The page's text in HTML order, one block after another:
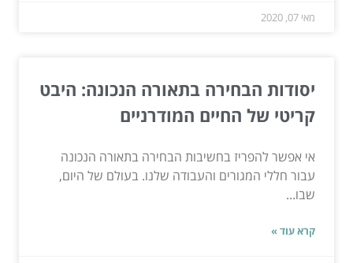
מאי 07, 2020
יסודות הבחירה בתאורה הנכונה: היבט
קריטי של החיים המודרניים
אי אפשר להפריז בחשיבות הבחירה בתאורה הנכונה
עבור חללי המגורים והעבודה שלנו. בעולם של היום,
שבו...
קרא עוד »